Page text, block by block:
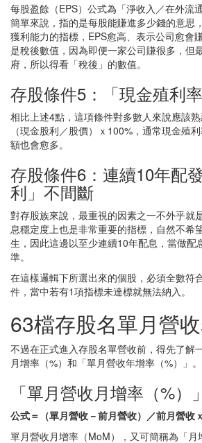
每股盈餘（EPS）公式為「淨收入／在外流
簡單來說，指的是每股能賺進多少錢的意思
獲利能力的指標，EPS愈高、表示公司愈會
是稅後數值，因為即便一家公司賺很多，但
府，所以得看「稅後」的數值。
存股條件5：「現金殖利
相比上述4點，這項條件對多數人來說應該
（現金股利／股價）ｘ100%，通常現金殖
額也會愈多。
存股條件6：連續10年配
利」不間斷
對存股族來說，最重視的因素之一不外乎就
息穩定度上也是非常重要的指標，自然不希
生，因此這邊以至少連續10年配息，當做配
準。
在這樣邏輯下所選出來的個股，必須全數符
件，當中若有1項指標未達標就無法納入。
63檔存股名單月營
不過在正式進入存股名單營收前，得先了解
月增率（%）和「單月營收年增率（%）」。
「單月營收月增率（%）
公式＝（單月營收－前月營收）／前月營收
單月營收月增率（MoM），又可簡稱為「月